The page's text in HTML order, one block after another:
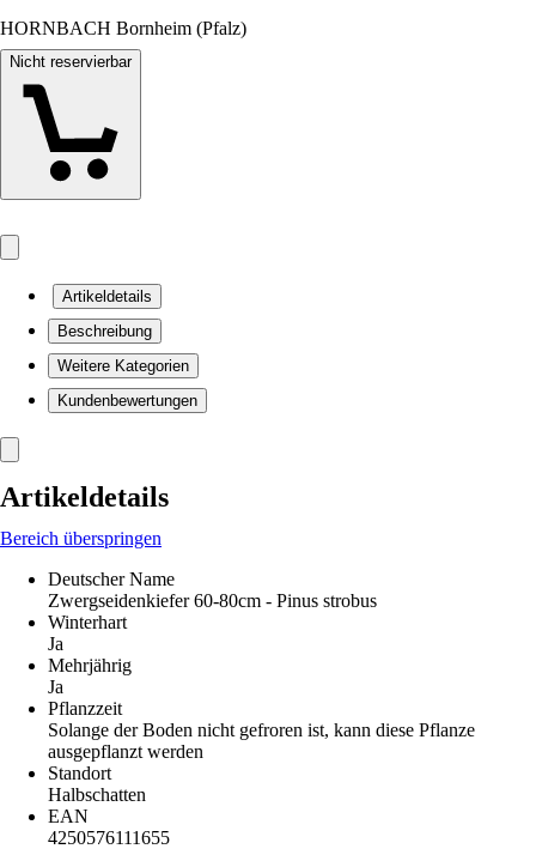
HORNBACH Bornheim (Pfalz)
Nicht reservierbar
Artikeldetails
Beschreibung
Weitere Kategorien
Kundenbewertungen
Artikeldetails
Bereich überspringen
Deutscher Name
Zwergseidenkiefer 60-80cm - Pinus strobus
Winterhart
Ja
Mehrjährig
Ja
Pflanzzeit
Solange der Boden nicht gefroren ist, kann diese Pflanze
ausgepflanzt werden
Standort
Halbschatten
EAN
4250576111655